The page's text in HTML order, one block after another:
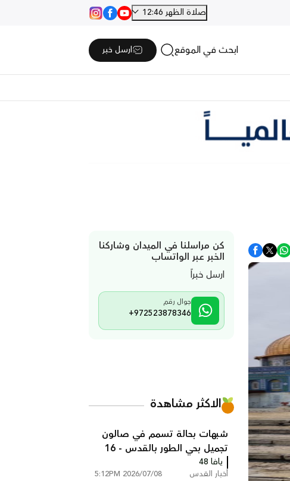
صلاة الظهر 12:46
ابحث في الموقع ارسل خبر
كن مراسلنا في الميدان وشاركنا
الخبر عبر الواتساب
ارسل خبراً
جوال رقم
+972523878346
الاكثر مشاهدة
شبهات بحالة تسمم في صالون
تجميل بحي الطور بالقدس - 16
امرأة فاقدات للوعي
يافا 48
أخبار القدس 2026/07/08 5:12PM